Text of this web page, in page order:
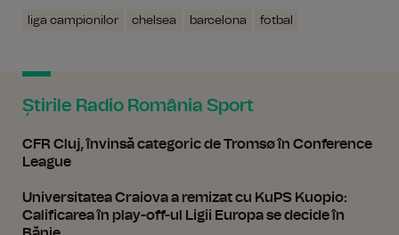
liga campionilor chelsea barcelona fotbal
Știrile Radio România Sport
CFR Cluj, învinsă categoric de Tromsø în Conference
League
Universitatea Craiova a remizat cu KuPS Kuopio:
Calificarea în play-off-ul Ligii Europa se decide în